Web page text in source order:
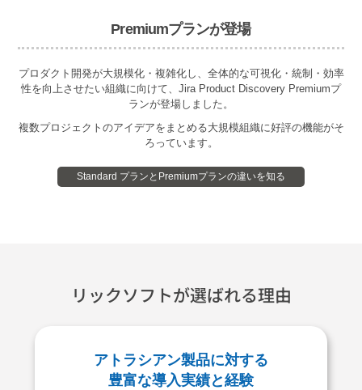
Premiumプランが登場
プロダクト開発が大規模化・複雑化し、全体的な可視化・統制・効率
性を向上させたい組織に向けて、 Jira Product Discovery Premiumプ
ランが登場しました。
複数プロジェクトのアイデアをまとめる大規模組織に好評の機能がそ
ろっています。
Standard プランとPremiumプランの違いを知る
リックソフトが選ばれる理由
アトラシアン製品に対する
豊富な導入実績と経験